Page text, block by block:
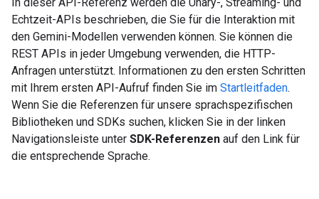
Echtzeit-APIs beschrieben, die Sie für die Interaktion mit
den Gemini-Modellen verwenden können. Sie können die
REST APIs in jeder Umgebung verwenden, die HTTP-
Anfragen unterstützt. Informationen zu den ersten Schritten
mit Ihrem ersten API-Aufruf finden Sie im Startleitfaden.
Wenn Sie die Referenzen für unsere sprachspezifischen
Bibliotheken und SDKs suchen, klicken Sie in der linken
Navigationsleiste unter SDK-Referenzen auf den Link für
die entsprechende Sprache.